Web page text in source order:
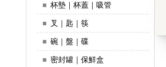
杯墊｜杯蓋｜吸管
叉｜匙｜筷
碗｜盤｜碟
密封罐｜保鮮盒